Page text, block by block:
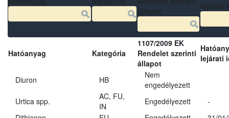
Hatóanyag Kategória
1107/2009 EK
Rendelet szerinti
állapot
lejárati
Diuron HB
Nem
engedélyezett
Urtica spp.
AC, FU,
IN
Engedélyezett
-